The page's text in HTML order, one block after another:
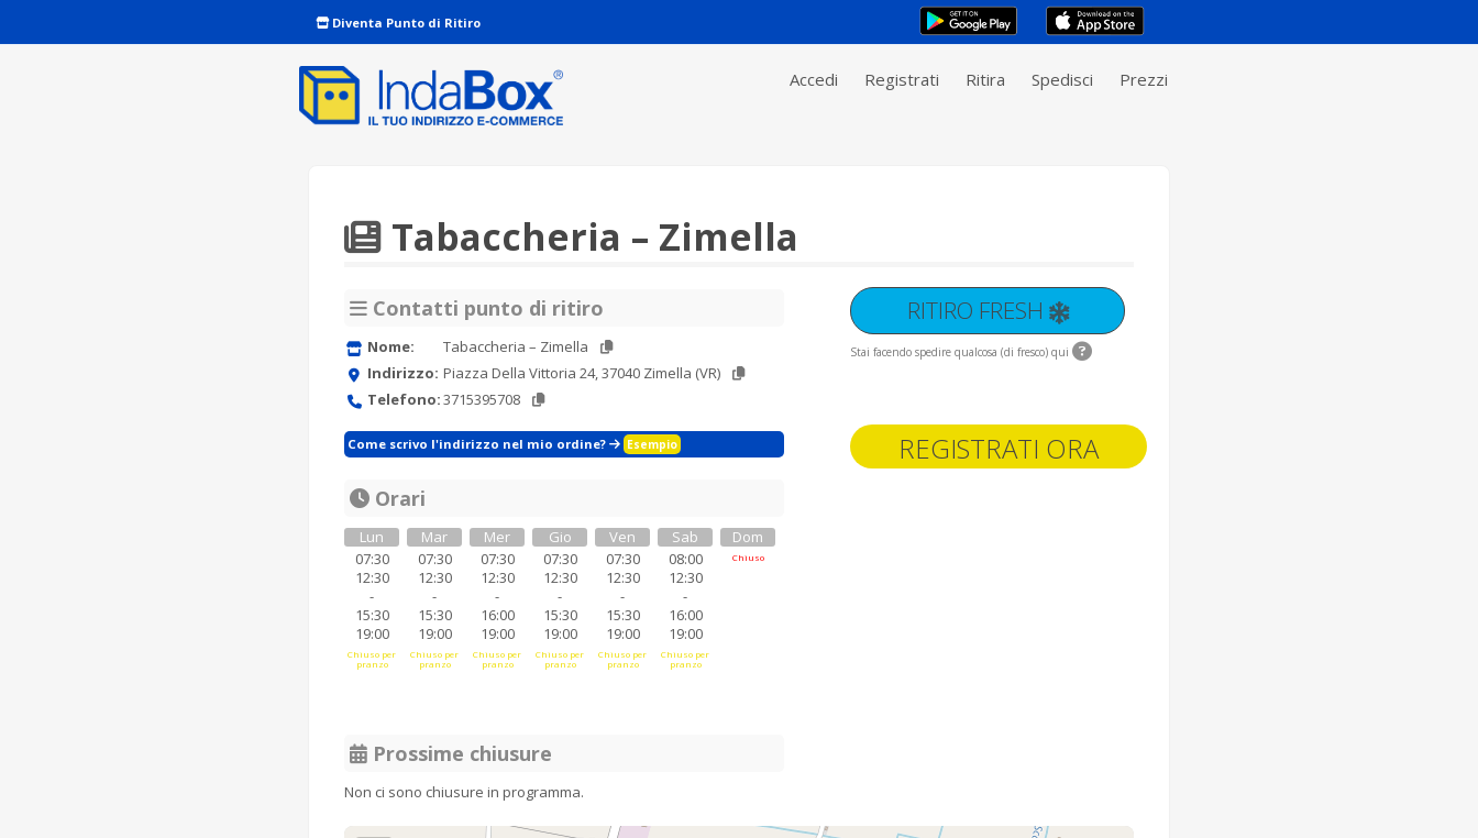
Diventa Punto di Ritiro
Accedi Registrati Ritira Spedisci Prezzi
REGISTRATI ORA
Tabaccheria – Zimella
Contatti punto di ritiro
Nome:
Tabaccheria – Zimella
Indirizzo: Piazza Della Vittoria 24, 37040 Zimella (VR)
Telefono:3715395708
Come scrivo l'indirizzo nel mio ordine? Esempio
Orari
Lun
07:30
12:30
-
15:30
19:00
Chiuso per
pranzo
Mar
07:30
12:30
-
15:30
19:00
Chiuso per
pranzo
Mer
07:30
12:30
-
16:00
19:00
Chiuso per
pranzo
Gio
07:30
12:30
-
15:30
19:00
Chiuso per
pranzo
Ven
07:30
12:30
-
15:30
19:00
Chiuso per
pranzo
Sab
08:00
12:30
-
16:00
19:00
Chiuso per
pranzo
Dom
Chiuso
Prossime chiusure
Non ci sono chiusure in programma.
RITIRO FRESH
Stai facendo spedire qualcosa (di fresco) qui